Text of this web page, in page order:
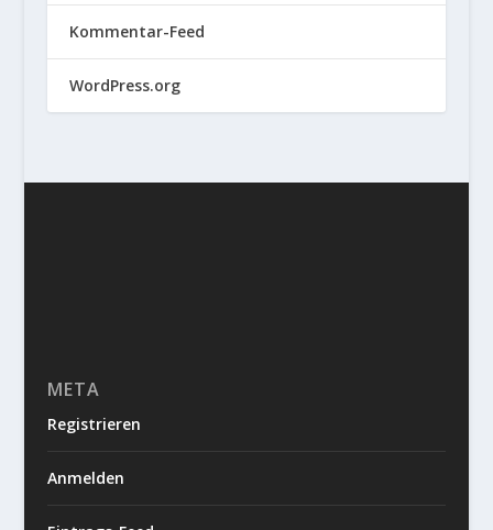
Kommentar-Feed
WordPress.org
META
Registrieren
Anmelden